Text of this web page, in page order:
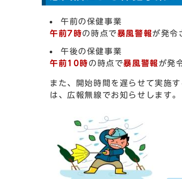
午前の保健事業
午前7時の時点で暴風警報が発令
午後の保健事業
午前10時の時点で暴風警報が発
また、開始時間を遅らせて実施
は、広報無線でお知らせします。